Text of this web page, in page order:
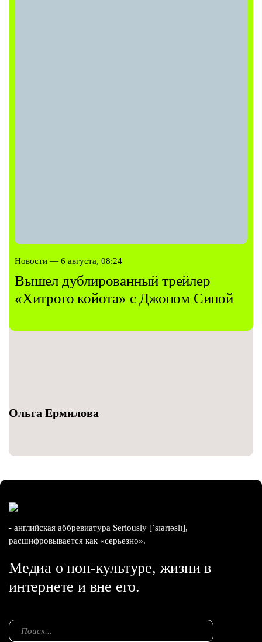
Новости — 6 августа, 08:24
Вышел дублированный трейлер
«Хитрого койота» с Джоном Синой
Ольга Ермилова
- английская аббревиатура Seriously [ˈsɪərɪəslɪ],
расшифровывается как «серьезно».
Медиа о поп-культуре, жизни в
интернете и вне его.